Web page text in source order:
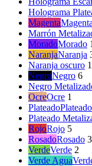
Holograma
MagentaMagenta
Marrón
MoradoMorado 1
NaranjaNaranja
Naranja oscuro 1
NegroNegro 6
Negro
OcreOcre 1
PlateadoPlateado
Plateado
RojoRojo 5
RosadoRosado 3
VerdeVerde 2
Verde Agua